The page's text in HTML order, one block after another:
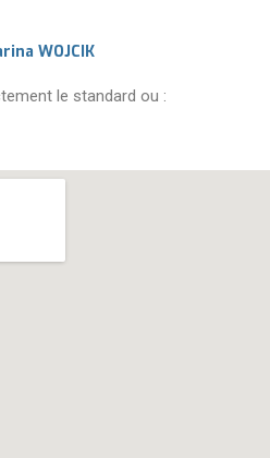
WOJCIK
le standard ou :